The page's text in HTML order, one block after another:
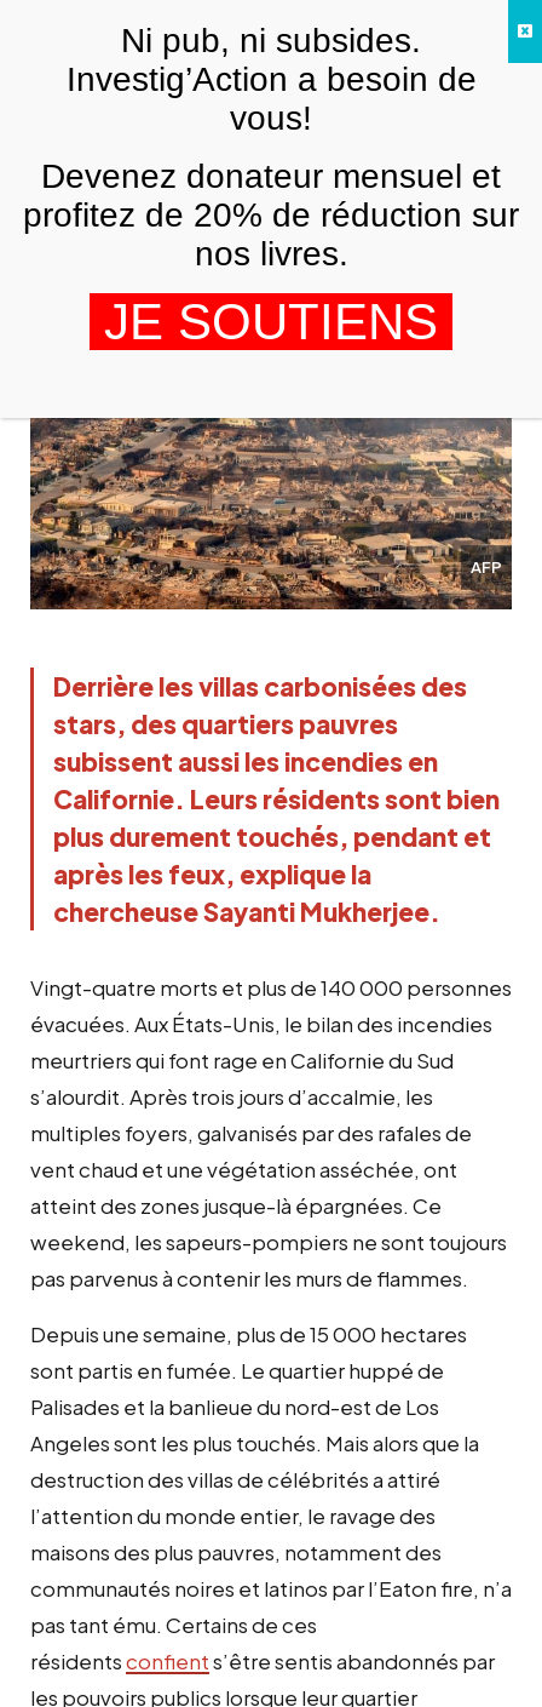
AFP
Incendies meurtriers en Californie :
«Les pauvres sont ceux qui souffrent
le plus»
Derrière les villas carbonisées des
stars, des quartiers pauvres
subissent aussi les incendies en
Californie. Leurs résidents sont bien
plus durement touchés, pendant et
après les feux, explique la
chercheuse Sayanti Mukherjee.
Vingt-quatre morts et plus de 140 000 personnes
évacuées. Aux États-Unis, le bilan des incendies
meurtriers qui font rage en Californie du Sud
s’alourdit. Après trois jours d’accalmie, les
multiples foyers, galvanisés par des rafales de
vent chaud et une végétation asséchée, ont
atteint des zones jusque-là épargnées. Ce
weekend, les sapeurs-pompiers ne sont toujours
pas parvenus à contenir les murs de flammes.
Depuis une semaine, plus de 15 000 hectares
sont partis en fumée. Le quartier huppé de
Palisades et la banlieue du nord-est de Los
Angeles sont les plus touchés. Mais alors que la
destruction des villas de célébrités a attiré
l’attention du monde entier, le ravage des
maisons des plus pauvres, notamment des
communautés noires et latinos par l’Eaton fire, n’a
pas tant ému. Certains de ces
résidentsconfients’être sentis abandonnés par
les pouvoirs publics lorsque leur quartier
FRNi pub, ni subsides.
Investig’Action a besoin de
vous!
Devenez donateur mensuel et
profitez de 20% de réduction sur
nos livres.
JE SOUTIENS